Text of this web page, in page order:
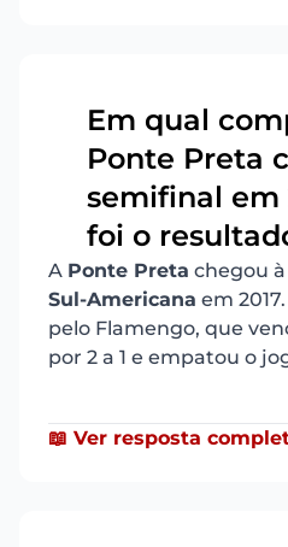
Em qual
Ponte Preta
semifinal em
foi o
A Ponte Preta chegou
Sul-Americana em
pelo Flamengo, que
por 2 a 1 e empatou o
📖 Ver resposta